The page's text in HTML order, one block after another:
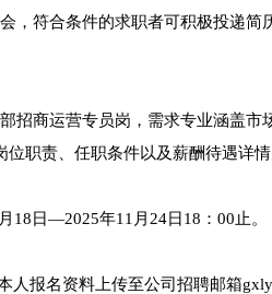
，符合条件的求职者可积极投递
招商运营专员岗，需求专业涵盖
职责、任职条件以及薪酬待遇详情
18日—2025年11月24日18：00止。
人报名资料上传至公司招聘邮箱